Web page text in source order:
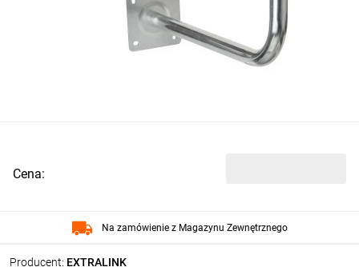
Producent: EXTRALINK
Cena:
Na zamówienie z Magazynu Zewnętrznego